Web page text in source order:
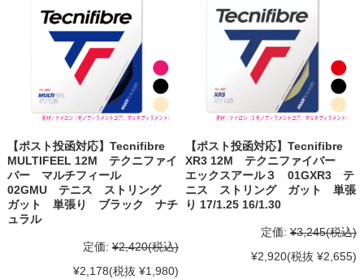
【ポスト投函対応】Tecnifibre
MULTIFEEL 12M テクニファイ
バー マルチフィール
02GMU テニス ストリング
ガット 単張り ブラック ナチ
ュラル
定価: ¥2,420(税込)
¥2,178(税抜 ¥1,980)
【ポスト投函対応】Tecnifibre
XR3 12M テクニファイバー
エックスアール３ 01GXR3 テ
ニス ストリング ガット 単張
り 17/1.25 16/1.30
定価: ¥3,245(税込)
¥2,920(税抜 ¥2,655)